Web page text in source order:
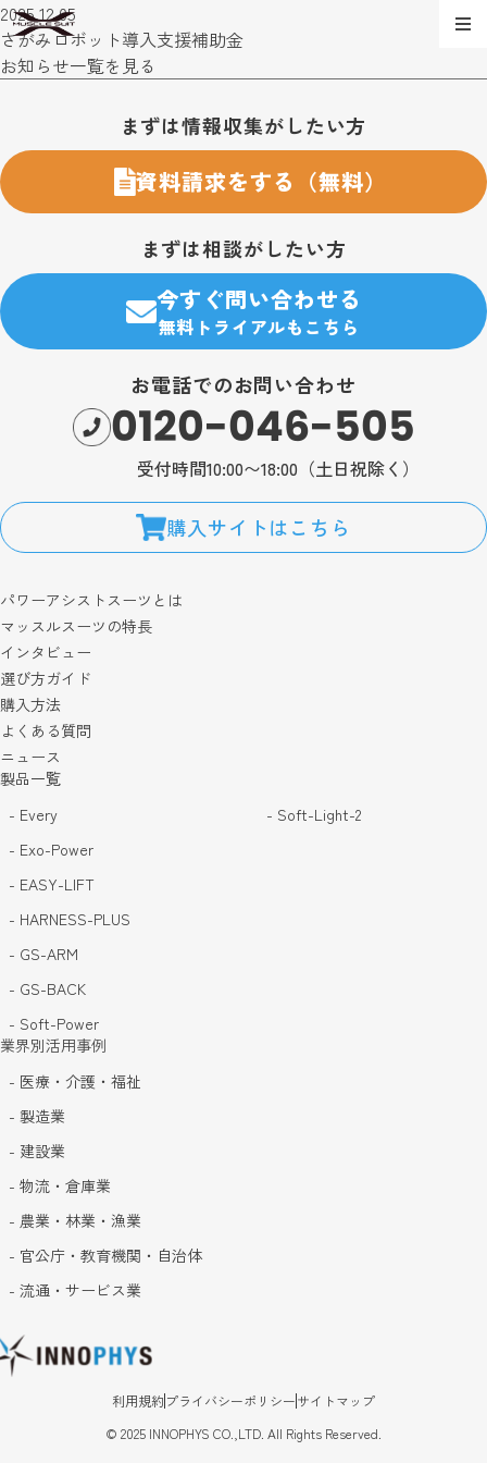
2025.12.05
さがみロボット導入支援補助金
お知らせ一覧を見る
まずは情報収集がしたい方
資料請求をする（無料）
まずは相談がしたい方
今すぐ問い合わせる
無料トライアルもこちら
お電話でのお問い合わせ
0120-046-505
受付時間10:00〜18:00（土日祝除く）
購入サイトはこちら
パワーアシストスーツとは
マッスルスーツの特長
インタビュー
選び方ガイド
購入方法
よくある質問
ニュース
製品一覧
- Every
- Exo-Power
- EASY-LIFT
- HARNESS-PLUS
- GS-ARM
- GS-BACK
- Soft-Power
- Soft-Light-2
業界別活用事例
- 医療・介護・福祉
- 製造業
- 建設業
- 物流・倉庫業
- 農業・林業・漁業
- 官公庁・教育機関・自治体
- 流通・サービス業
利用規約 プライバシーポリシーサイトマップ
© 2025 INNOPHYS CO.,LTD. All Rights Reserved.